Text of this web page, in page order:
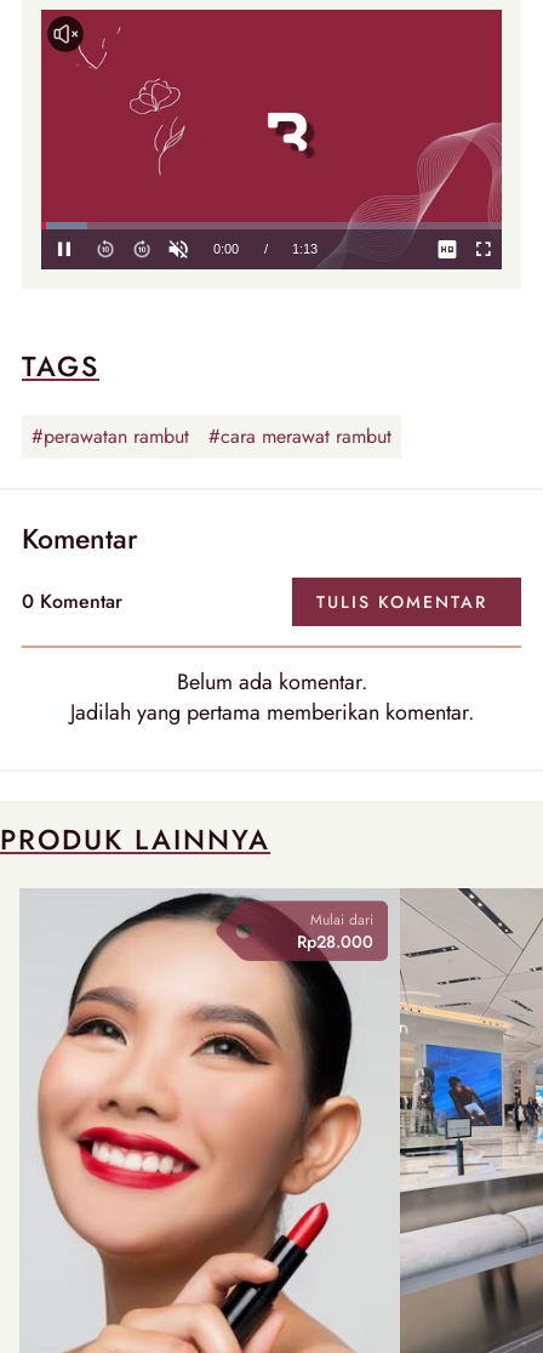
TAGS
#perawatan rambut #cara merawat rambut
Komentar
0 Komentar TULIS KOMENTAR
Belum ada komentar.
Jadilah yang pertama memberikan komentar.
PRODUK LAINNYA
Mulai dari
Rp28.000